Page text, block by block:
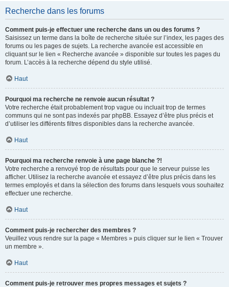
Recherche dans les forums
Comment puis-je effectuer une recherche dans un ou des forums ?
Saisissez un terme dans la boîte de recherche située sur l’index, les pages des
forums ou les pages de sujets. La recherche avancée est accessible en
cliquant sur le lien « Recherche avancée » disponible sur toutes les pages du
forum. L’accès à la recherche dépend du style utilisé.
Haut
Pourquoi ma recherche ne renvoie aucun résultat ?
Votre recherche était probablement trop vague ou incluait trop de termes
communs qui ne sont pas indexés par phpBB. Essayez d’être plus précis et
d’utiliser les différents filtres disponibles dans la recherche avancée.
Haut
Pourquoi ma recherche renvoie à une page blanche ?!
Votre recherche a renvoyé trop de résultats pour que le serveur puisse les
afficher. Utilisez la recherche avancée et essayez d’être plus précis dans les
termes employés et dans la sélection des forums dans lesquels vous souhaitez
effectuer une recherche.
Haut
Comment puis-je rechercher des membres ?
Veuillez vous rendre sur la page « Membres » puis cliquer sur le lien « Trouver
un membre ».
Haut
Comment puis-je retrouver mes propres messages et sujets ?